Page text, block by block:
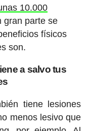
10.000
gran parte se
físicos
son.
a salvo tus
tiene lesiones
menos lesivo que